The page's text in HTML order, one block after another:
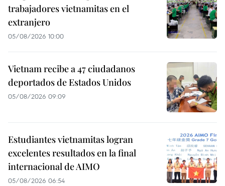
trabajadores vietnamitas en el
extranjero
05/08/2026 10:00
Vietnam recibe a 47 ciudadanos
deportados de Estados Unidos
05/08/2026 09:09
Estudiantes vietnamitas logran
excelentes resultados en la final
internacional de AIMO
05/08/2026 06:54